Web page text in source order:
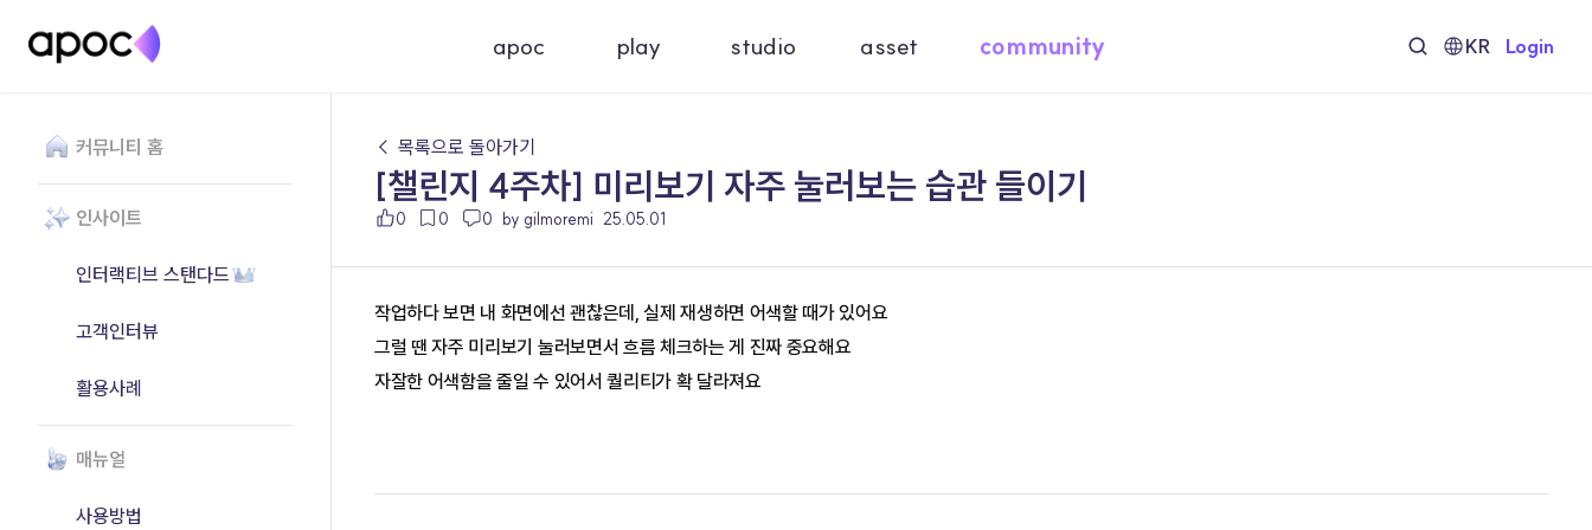
apoc play studio asset community KR Login
커뮤니티 홈
인사이트
인터랙티브 스탠다드
고객인터뷰
활용사례
매뉴얼
사용방법
← 목록으로 돌아가기
[챌린지 4주차] 미리보기 자주 눌러보는 습관 들이기
0 0 0 by gilmoremi 25.05.01
작업하다 보면 내 화면에선 괜찮은데, 실제 재생하면 어색할 때가 있어요
그럴 땐 자주 미리보기 눌러보면서 흐름 체크하는 게 진짜 중요해요
자잘한 어색함을 줄일 수 있어서 퀄리티가 확 달라져요